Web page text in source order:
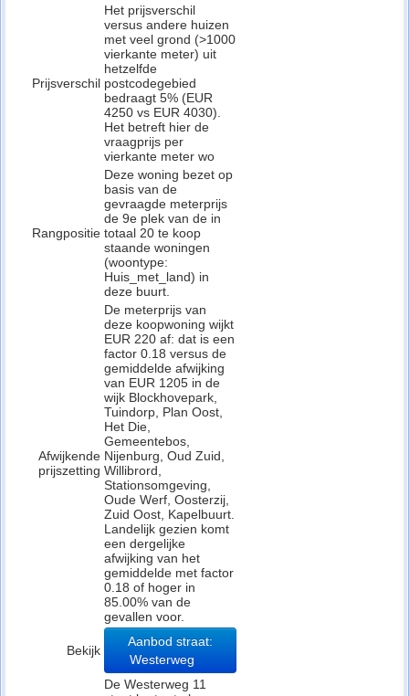
Prijsverschil
Het prijsverschil
versus andere huizen
met veel grond (>1000
vierkante meter) uit
hetzelfde
postcodegebied
bedraagt 5% (EUR
4250 vs EUR 4030).
Het betreft hier de
vraagprijs per
vierkante meter wo
Rangpositie
Deze woning bezet op
basis van de
gevraagde meterprijs
de 9e plek van de in
totaal 20 te koop
staande woningen
(woontype:
Huis_met_land) in
deze buurt.
Afwijkende
prijszetting
De meterprijs van
deze koopwoning wijkt
EUR 220 af: dat is een
factor 0.18 versus de
gemiddelde afwijking
van EUR 1205 in de
wijk Blockhovepark,
Tuindorp, Plan Oost,
Het Die,
Gemeentebos,
Nijenburg, Oud Zuid,
Willibrord,
Stationsomgeving,
Oude Werf, Oosterzij,
Zuid Oost, Kapelbuurt.
Landelijk gezien komt
een dergelijke
afwijking van het
gemiddelde met factor
0.18 of hoger in
85.00% van de
gevallen voor.
Bekijk
Aanbod straat:
Westerweg
De Westerweg 11